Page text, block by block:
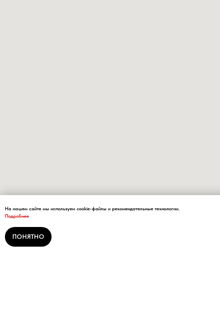
На нашем сайте мы используем cookie-файлы и рекомендательные технологии.
Подробнее
ПОНЯТНО